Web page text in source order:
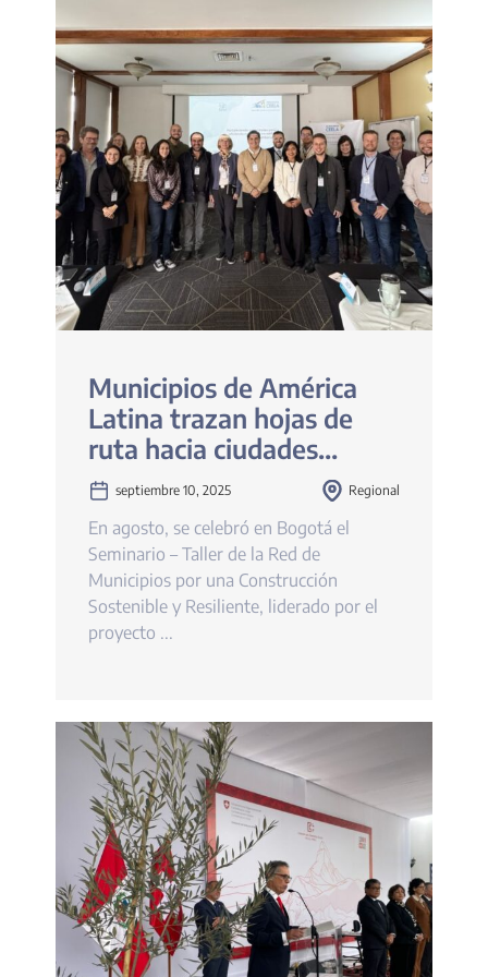
Municipios de América
Latina trazan hojas de
ruta hacia ciudades
sostenibles y resilientes
septiembre 10, 2025 Regional
En agosto, se celebró en Bogotá el
Seminario – Taller de la Red de
Municipios por una Construcción
Sostenible y Resiliente, liderado por el
proyecto ...